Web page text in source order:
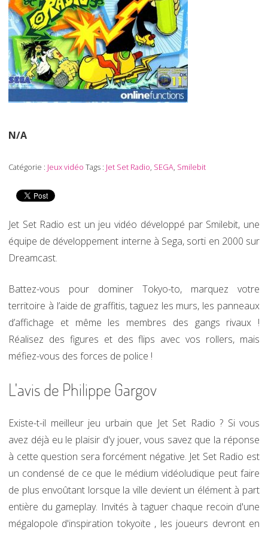
N/A
Catégorie : Jeux vidéo Tags : Jet Set Radio, SEGA, Smilebit
Jet Set Radio est un jeu vidéo développé par Smilebit, une
équipe de développement interne à Sega, sorti en 2000 sur
Dreamcast.
Battez-vous pour dominer Tokyo-to, marquez votre
territoire à l’aide de graffitis, taguez les murs, les panneaux
d’affichage et même les membres des gangs rivaux !
Réalisez des figures et des flips avec vos rollers, mais
méfiez-vous des forces de police !
L'avis de Philippe Gargov
Existe-t-il meilleur jeu urbain que Jet Set Radio ? Si vous
avez déjà eu le plaisir d'y jouer, vous savez que la réponse
à cette question sera forcément négative. Jet Set Radio est
un condensé de ce que le médium vidéoludique peut faire
de plus envoûtant lorsque la ville devient un élément à part
entière du gameplay. Invités à taguer chaque recoin d'une
mégalopole d'inspiration tokyoïte , les joueurs devront en